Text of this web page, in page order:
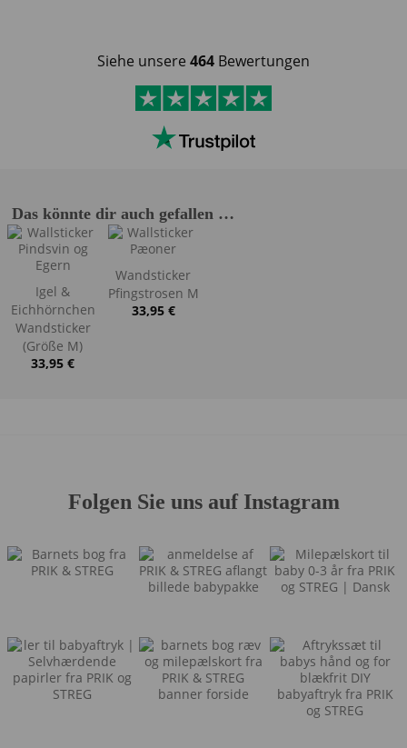
Siehe unsere 464 Bewertungen
Das könnte dir auch gefallen …
Igel &
Eichhörnchen
Wandsticker
(Größe M)
33,95€
Wandsticker
Pfingstrosen M
33,95 €
Folgen Sie uns auf Instagram